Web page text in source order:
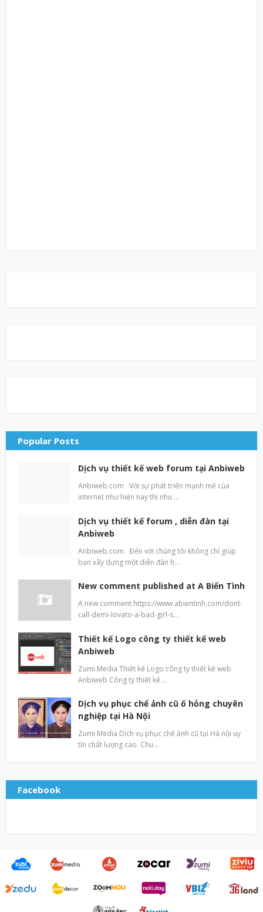
Popular Posts
Dịch vụ thiết kế web forum tại Anbiweb
Anbiweb.com Với sự phát triển mạnh mẽ của
internet như hiện nay thì nhu …
Dịch vụ thiết kế forum , diễn đàn tại
Anbiweb
Anbiweb.com Đến với chúng tôi không chỉ giúp
bạn xây dựng một diễn đàn h…
New comment published at A Biển Tình
A new comment https://www.abientinh.com/dont-
call-demi-lovato-a-bad-girl-s…
Thiết kế Logo công ty thiết kế web
Anbiweb
Zumi.Media Thiết kế Logo công ty thiết kế web
Anbiweb Công ty thiết kế …
Dịch vụ phục chế ảnh cũ ố hỏng chuyên
nghiệp tại Hà Nội
Zumi Media Dịch vụ phục chế ảnh cũ tại Hà nội uy
tín chất lượng cao. Chu…
Facebook